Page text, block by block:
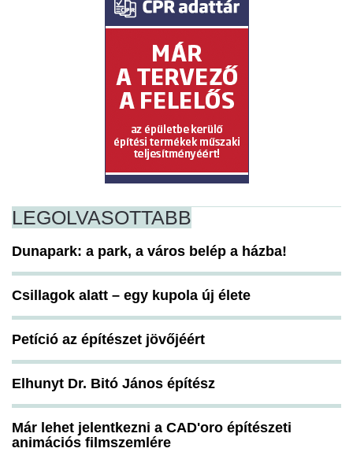
LEGOLVASOTTABB
Dunapark: a park, a város belép a házba!
Csillagok alatt – egy kupola új élete
Petíció az építészet jövőjéért
Elhunyt Dr. Bitó János építész
Már lehet jelentkezni a CAD'oro építészeti
animációs filmszemlére